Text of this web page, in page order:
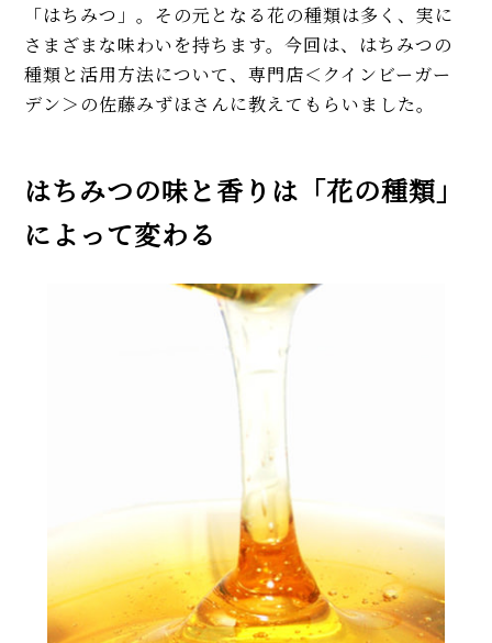
「はちみつ」。その元となる花の種類は多く、実に
さまざまな味わいを持ちます。今回は、はちみつの
種類と活用方法について、専門店＜クインビーガー
デン＞の佐藤みずほさんに教えてもらいました。
はちみつの味と香りは「花の種類」
によって変わる